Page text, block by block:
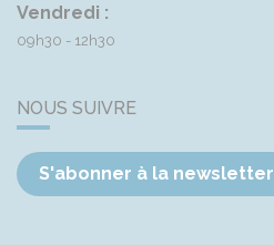
Vendredi :
09h30 - 12h30
NOUS SUIVRE
S'abonner à la newsletter